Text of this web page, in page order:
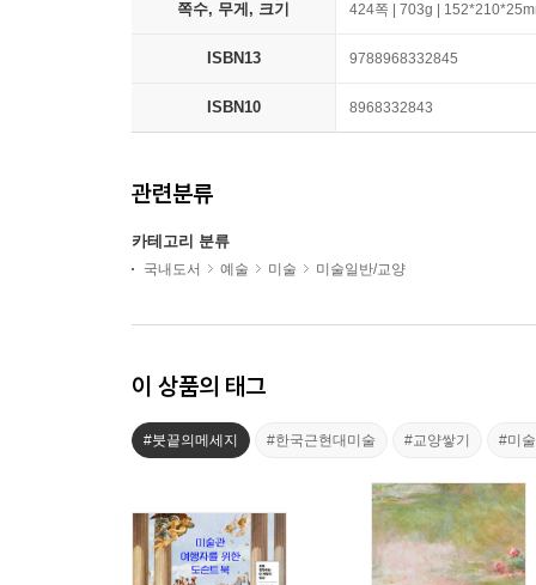
쪽수, 무게, 크기 424쪽 | 703g |
ISBN13 9788968332845
ISBN10 8968332843
관련분류
카테고리 분류
국내도서 예술 미술 미술일반/교양
이 상품의 태그
#붓끝의메세지 #한국근현대미술 #교양쌓기 #미